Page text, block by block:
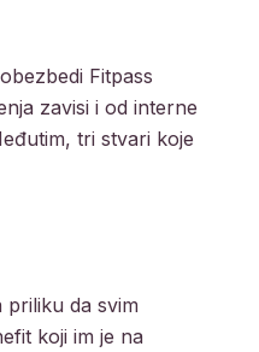
Fitpass
zavisi i od interne
tri stvari koje
priliku da svim
koji im je na